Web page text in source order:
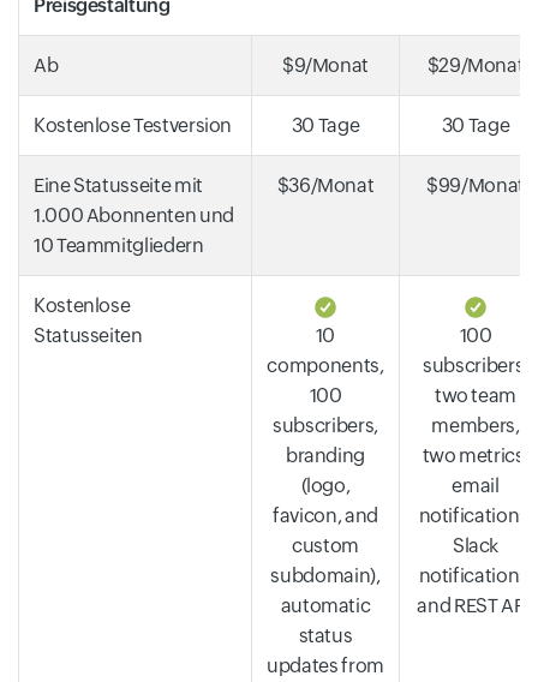
Preisgestaltung
Ab $9/Monat $29/Monat
Kostenlose Testversion 30 Tage 30 Tage
Eine Statusseite mit
1.000 Abonnenten und
10 Teammitgliedern
$36/Monat $99/Monat
Kostenlose
Statusseiten
10
components,
100
subscribers,
branding
(logo,
favicon, and
custom
subdomain),
automatic
status
updates from
100
subscribers,
two team
members,
two metrics,
email
notifications,
Slack
notifications,
and REST API.